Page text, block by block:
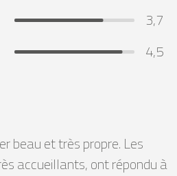
3,7
4,5
beau et très propre. Les
accueillants, ont répondu à